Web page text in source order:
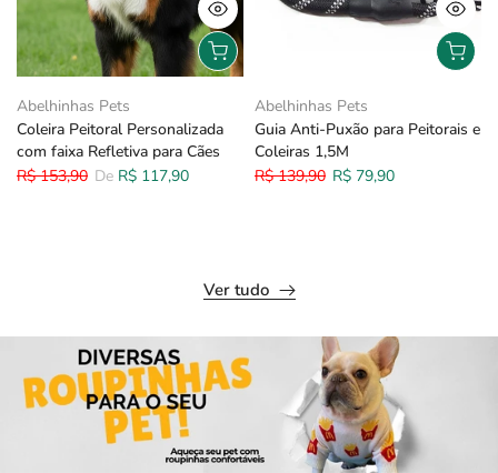
Abelhinhas Pets
Coleira Peitoral Personalizada
com faixa Refletiva para Cães
R$ 153,90 De R$ 117,90
Abelhinhas Pets
Guia Anti-Puxão para Peitorais e
Coleiras 1,5M
R$ 139,90 R$ 79,90
Ver tudo